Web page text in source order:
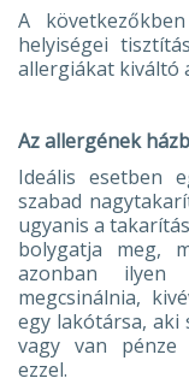
A
helyiségei
allergiákat kiváltó
Az allergének
Ideális esetben
szabad
ugyanis a
bolygatja meg,
azonban
megcsinálnia,
egy lakótársa, aki
vagy van pénze
ezzel.